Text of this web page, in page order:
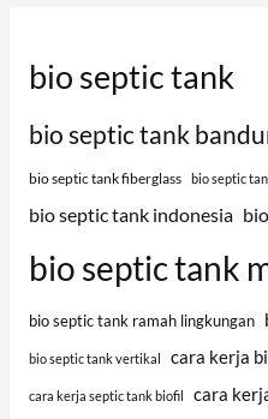
bio septic tank
bio septic tank
bio septic tank fiberglass bio septic
bio septic tank indonesia
bio septic tank
bio septic tank ramah lingkungan
bio septic tank vertikal cara kerja
cara kerja septic tank biofil cara